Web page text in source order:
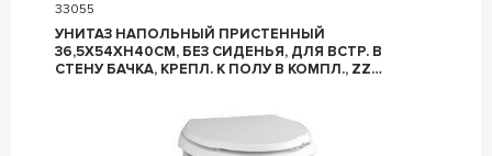
33055
УНИТАЗ НАПОЛЬНЫЙ ПРИСТЕННЫЙ
36,5Х54ХH40СМ, БЕЗ СИДЕНЬЯ, ДЛЯ ВСТР. В
СТЕНУ БАЧКА, КРЕПЛ. К ПОЛУ В КОМПЛ., ZZ